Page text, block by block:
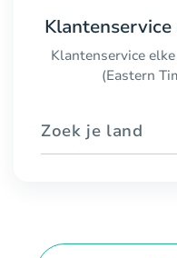
Klantenservice
(Eastern
Zoek je land